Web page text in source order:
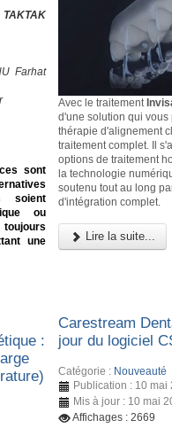
TAKTAK
Farhat
sont
soient
ou
une
Avec le traitement
d'une solution qui vous
thérapie d'alignement
traitement complet. Il
options de traitement
la technologie
soutenu tout au long
d'intégration complet.
Lire la suite...
:
Carestream
jour du logiciel
Catégorie : Nouveauté
Publication : 10 mai
Mis à jour : 10 mai
Affichages : 2669